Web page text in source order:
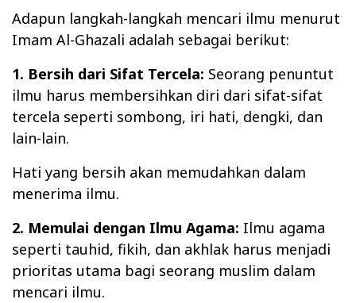
Adapun langkah-langkah mencari ilmu menurut
Imam Al-Ghazali adalah sebagai berikut:
1. Bersih dari Sifat Tercela: Seorang penuntut
ilmu harus membersihkan diri dari sifat-sifat
tercela seperti sombong, iri hati, dengki, dan
lain-lain.
Hati yang bersih akan memudahkan dalam
menerima ilmu.
2. Memulai dengan Ilmu Agama: Ilmu agama
seperti tauhid, fikih, dan akhlak harus menjadi
prioritas utama bagi seorang muslim dalam
mencari ilmu.